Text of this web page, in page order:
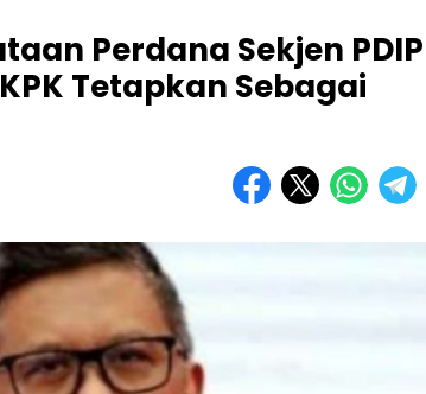
Perdana Sekjen PDIP
Tetapkan Sebagai